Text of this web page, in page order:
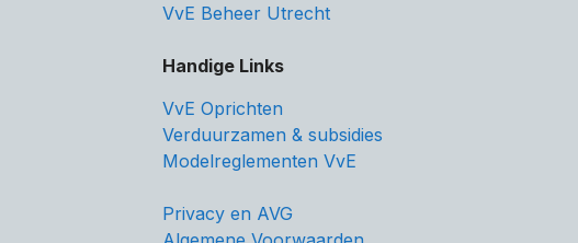
VvE Beheer Utrecht
Handige Links
VvE Oprichten
Verduurzamen & subsidies
Modelreglementen VvE
Privacy en AVG